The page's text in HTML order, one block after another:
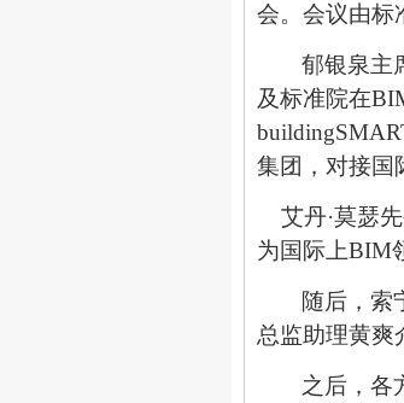
会。会议由标
郁银泉主
及标准院在
集团，对接国
艾丹·莫瑟
为国际上BIM
随后，索
总监助理黄爽
之后，各